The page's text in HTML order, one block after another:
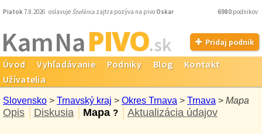
Piatok7.8.2026 oslavuje Štefánia zajtra pozýva na pivoOskar 6980 podnikov
Kam NaPIVO.sk Pridaj podnik
Úvod Vyhľadávanie Podniky Blog
Kontakt
Užívatelia
Slovensko > Trnavský kraj > Okres Trnava > Trnava > Mapa
Opis Diskusia Mapa ? Aktualizácia údajov